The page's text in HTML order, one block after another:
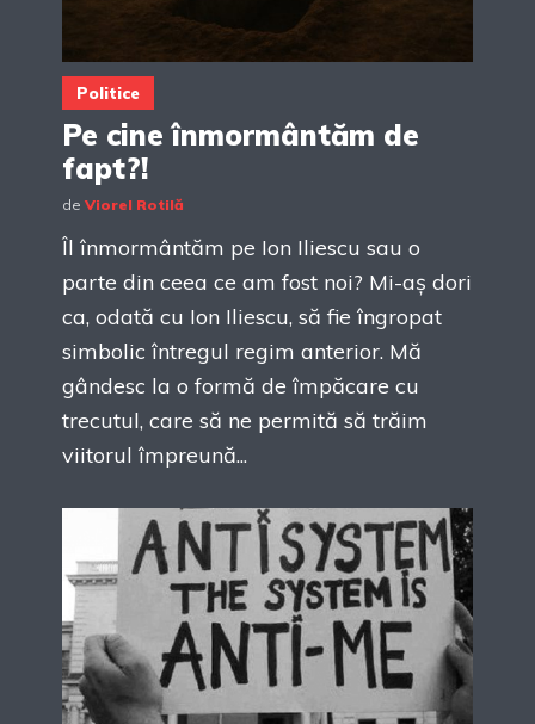
Politice
Pe cine înmormântăm de
fapt?!
de Viorel Rotilă
Îl înmormântăm pe Ion Iliescu sau o
parte din ceea ce am fost noi? Mi-aș dori
ca, odată cu Ion Iliescu, să fie îngropat
simbolic întregul regim anterior. Mă
gândesc la o formă de împăcare cu
trecutul, care să ne permită să trăim
viitorul împreună...